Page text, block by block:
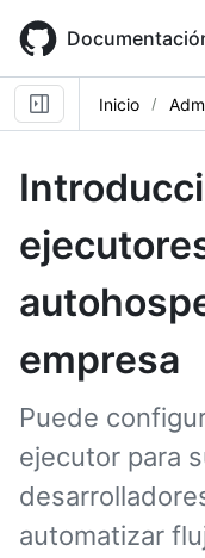
main
content
Inicio
empresa
Puede
ejecutor para
automatizar